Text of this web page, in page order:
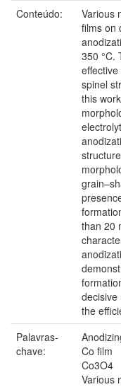
Conteúdo:
Various
films on
350 °C.
spinel
this
than 20
decisive
the
Palavras-
chave:
Co film
Co3O4
Various